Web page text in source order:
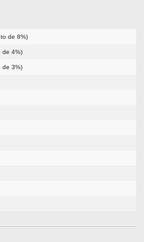
de 8%)
de 4%)
de 3%)